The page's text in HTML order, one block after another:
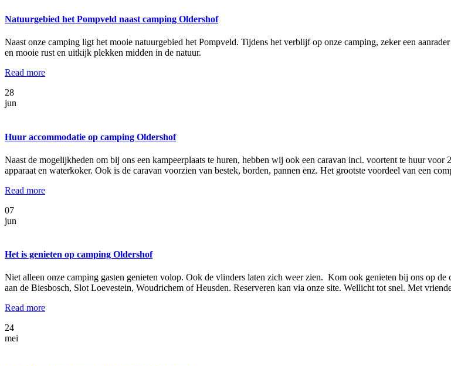
Natuurgebied het Pompveld naast camping Oldershof
Naast onze camping ligt het mooie natuurgebied het Pompveld. Tijdens het verblijf op onze camping, zeker een
en mooie rust en uitkijk plekken midden in de natuur.
Read more
28
jun
Huur accommodatie op camping Oldershof
Naast de mogelijkheden om bij ons een kampeerplaats te huren, hebben wij ook een caravan incl. voortent te huur
apparaat en waterkoker. Ook is de caravan voorzien van bestek, borden, pannen enz. Het grootste voordeel van een
Read more
07
jun
Het is genieten op camping Oldershof
Niet alleen onze camping gasten genieten volop. Ook de vlinders laten zich weer zien. Kom ook genieten bij ons op
aan de Biesbosch, Slot Loevestein, Woudrichem of Heusden. Reserveren kan via onze site. Wellicht tot snel. Met
Read more
24
mei